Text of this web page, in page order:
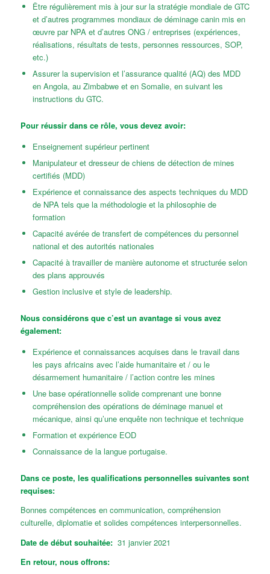
Être régulièrement mis à jour sur la stratégie mondiale de GTC
et d’autres programmes mondiaux de déminage canin mis en
œuvre par NPA et d’autres ONG / entreprises (expériences,
réalisations, résultats de tests, personnes ressources, SOP,
etc.)
Assurer la supervision et l’assurance qualité (AQ) des MDD
en Angola, au Zimbabwe et en Somalie, en suivant les
instructions du GTC.
Pour réussir dans ce rôle, vous devez avoir:
Enseignement supérieur pertinent
Manipulateur et dresseur de chiens de détection de mines
certifiés (MDD)
Expérience et connaissance des aspects techniques du MDD
de NPA tels que la méthodologie et la philosophie de
formation
Capacité avérée de transfert de compétences du personnel
national et des autorités nationales
Capacité à travailler de manière autonome et structurée selon
des plans approuvés
Gestion inclusive et style de leadership.
Nous considérons que c’est un avantage si vous avez
également:
Expérience et connaissances acquises dans le travail dans
les pays africains avec l’aide humanitaire et / ou le
désarmement humanitaire / l’action contre les mines
Une base opérationnelle solide comprenant une bonne
compréhension des opérations de déminage manuel et
mécanique, ainsi qu’une enquête non technique et technique
Formation et expérience EOD
Connaissance de la langue portugaise.
Dans ce poste, les qualifications personnelles suivantes sont
requises:
Bonnes compétences en communication, compréhension
culturelle, diplomatie et solides compétences interpersonnelles.
Date de début souhaitée: 31 janvier 2021
En retour, nous offrons: